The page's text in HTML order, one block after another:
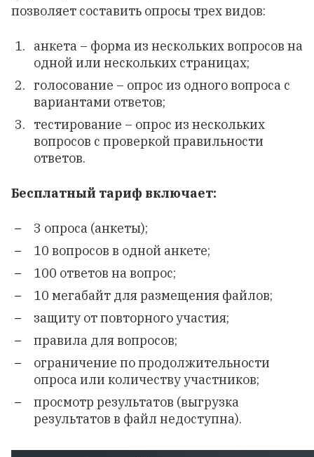
позволяет составить опросы трех видов:
анкета – форма из нескольких вопросов на
одной или нескольких страницах;
голосование – опрос из одного вопроса с
вариантами ответов;
тестирование – опрос из нескольких
вопросов с проверкой правильности
ответов.
Бесплатный тариф включает:
3 опроса (анкеты);
10 вопросов в одной анкете;
100 ответов на вопрос;
10 мегабайт для размещения файлов;
защиту от повторного участия;
правила для вопросов;
ограничение по продолжительности
опроса или количеству участников;
просмотр результатов (выгрузка
результатов в файл недоступна).